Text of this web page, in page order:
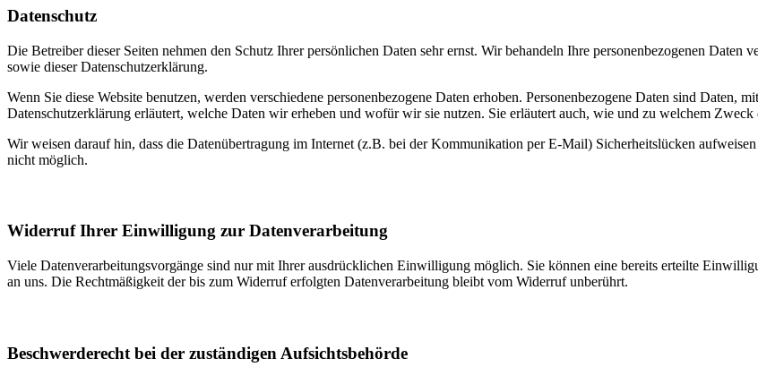
Datenschutz
Die Betreiber dieser Seiten nehmen den Schutz Ihrer persönlichen Daten sehr ernst. Wir behandeln Ihre personenbezogenen Daten
sowie dieser Datenschutzerklärung.
Wenn Sie diese Website benutzen, werden verschiedene personenbezogene Daten erhoben. Personenbezogene Daten sind
Datenschutzerklärung erläutert, welche Daten wir erheben und wofür wir sie nutzen. Sie erläutert auch, wie und zu welchem Zweck
Wir weisen darauf hin, dass die Datenübertragung im Internet (z.B. bei der Kommunikation per E-Mail) Sicherheitslücken
nicht möglich.
Widerruf Ihrer Einwilligung zur Datenverarbeitung
Viele Datenverarbeitungsvorgänge sind nur mit Ihrer ausdrücklichen Einwilligung möglich. Sie können eine bereits erteilte
an uns. Die Rechtmäßigkeit der bis zum Widerruf erfolgten Datenverarbeitung bleibt vom Widerruf unberührt.
Beschwerderecht bei der zuständigen Aufsichtsbehörde